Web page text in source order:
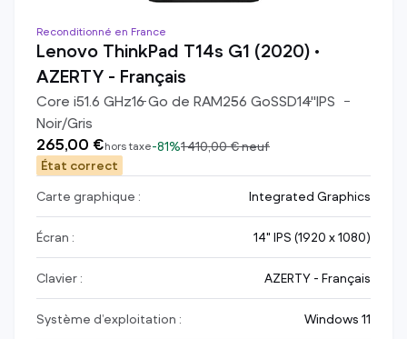
Reconditionné en France
Lenovo ThinkPad T14s G1 (2020) •
AZERTY - Français
Core i51.6 GHz16Go de RAM256 GoSSD14"IPS
Noir/Gris
265,00 €hors taxe-81%1 410,00 €neuf
État correct
Carte graphique :
Integrated Graphics
Écran : 14" IPS (1920 x 1080)
Clavier : AZERTY - Français
Système d’exploitation : Windows 11